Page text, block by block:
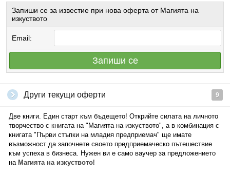
Запиши се за известие при нова оферта от Магията на
изкуството
Email:
Запиши се
Други текущи оферти 9
Две книги. Един старт към бъдещето! Открийте силата на личното
творчество с книгата на "Магията на изкуството", а в комбинация с
книгата "Първи стъпки на младия предприемач" ще имате
възможност да започнете своето предприемаческо пътешествие
към успеха в бизнеса. Нужен ви е само ваучер за предложението
на Магията на изкуството!